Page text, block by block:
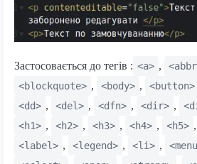
Застосовається до тегів : <a> ,
<blockquote> , <body> , <button>
<dd> , <del> , <dfn> , <dir> ,
<h1> , <h2> , <h3> , <h4> , <h5> ,
<label> , <legend> , <li> ,